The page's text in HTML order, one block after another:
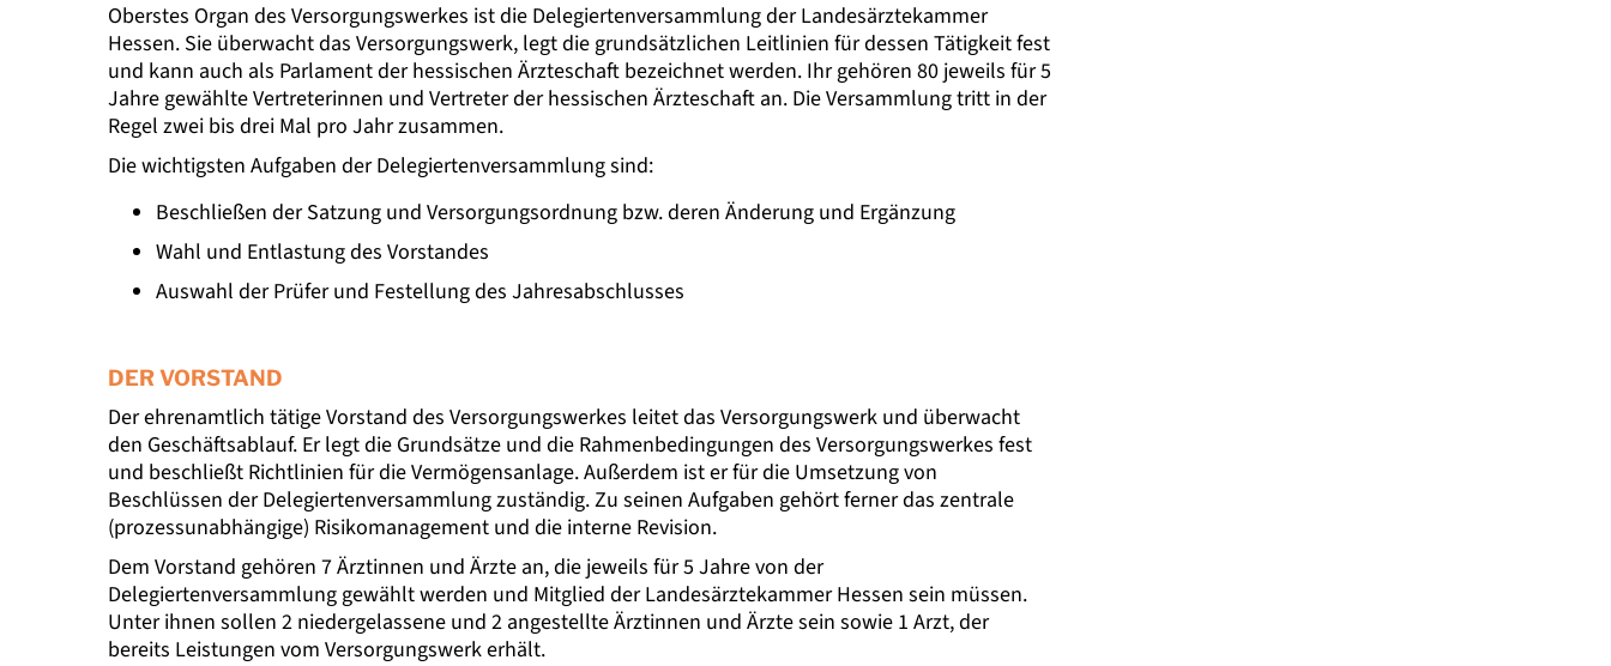
Oberstes Organ des Versorgungswerkes ist die Delegiertenversammlung der Landesärztekammer
Hessen. Sie überwacht das Versorgungswerk, legt die grundsätzlichen Leitlinien für dessen Tätigkeit fest
und kann auch als Parlament der hessischen Ärzteschaft bezeichnet werden. Ihr gehören 80 jeweils für 5
Jahre gewählte Vertreterinnen und Vertreter der hessischen Ärzteschaft an. Die Versammlung tritt in der
Regel zwei bis drei Mal pro Jahr zusammen.
Die wichtigsten Aufgaben der Delegiertenversammlung sind:
Beschließen der Satzung und Versorgungsordnung bzw. deren Änderung und Ergänzung
Wahl und Entlastung des Vorstandes
Auswahl der Prüfer und Festellung des Jahresabschlusses
DER VORSTAND
Der ehrenamtlich tätige Vorstand des Versorgungswerkes leitet das Versorgungswerk und überwacht
den Geschäftsablauf. Er legt die Grundsätze und die Rahmenbedingungen des Versorgungswerkes fest
und beschließt Richtlinien für die Vermögensanlage. Außerdem ist er für die Umsetzung von
Beschlüssen der Delegiertenversammlung zuständig. Zu seinen Aufgaben gehört ferner das zentrale
(prozessunabhängige) Risikomanagement und die interne Revision.
Dem Vorstand gehören 7 Ärztinnen und Ärzte an, die jeweils für 5 Jahre von der
Delegiertenversammlung gewählt werden und Mitglied der Landesärztekammer Hessen sein müssen.
Unter ihnen sollen 2 niedergelassene und 2 angestellte Ärztinnen und Ärzte sein sowie 1 Arzt, der
bereits Leistungen vom Versorgungswerk erhält.